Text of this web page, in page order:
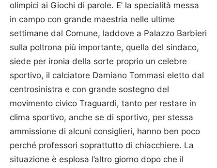
olimpici ai Giochi di parole. E’ la specialità messa
in campo con grande maestria nelle ultime
settimane dal Comune, laddove a Palazzo Barbieri
sulla poltrona più importante, quella del sindaco,
siede per ironia della sorte proprio un celebre
sportivo, il calciatore Damiano Tommasi eletto dal
centrosinistra e con grande sostegno del
movimento civico Traguardi, tanto per restare in
clima sportivo, anche se di sportivo, per stessa
ammissione di alcuni consiglieri, hanno ben poco
perché professori soprattutto di chiacchiere. La
situazione è esplosa l’altro giorno dopo che il